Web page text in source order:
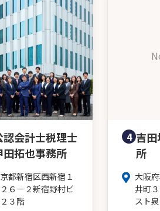
認会計士税理士
田拓也事務所
都新宿区西新宿１
６－２新宿野村ビ
３階
4 吉
所
大阪
井町
スト